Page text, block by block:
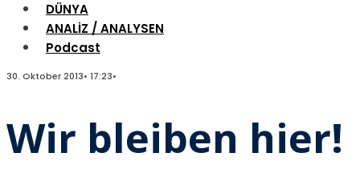
DÜNYA
ANALİZ / ANALYSEN
Podcast
30. Oktober 2013• 17:23•
Wir bleiben hier!